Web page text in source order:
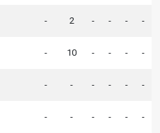
- 2 - - - -
- 10 - - - -
- - - - - -
- - - - - -